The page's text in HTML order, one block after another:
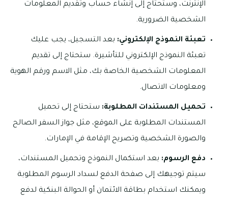
الإنترنت، وستحتاج إلى إنشاء حساب وتقديم المعلومات
الشخصية الضرورية.
تعبئة النموذج الإلكتروني: بعد التسجيل، يجب عليك
تعبئة النموذج الإلكتروني للتأشيرة. ستحتاج إلى تقديم
المعلومات الشخصية الخاصة بك، مثل الاسم ورقم الهوية
ومعلومات الاتصال.
تحميل المستندات المطلوبة: ستحتاج إلى تحميل
المستندات المطلوبة على الموقع، مثل جواز السفر الصالح
والصورة الشخصية وتصريح الإقامة في الإمارات.
دفع الرسوم: بعد استكمال النموذج وتحميل المستندات،
سيتم توجيهك إلى صفحة الدفع لسداد الرسوم المطلوبة
ويمكنك استخدام بطاقة الائتمان أو الحوالة البنكية لدفع